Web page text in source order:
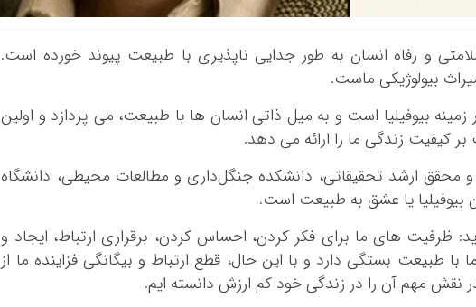
سلامتی و رفاه انسان به طور جدایی ناپذیری با طبیعت پیوند خورده است.
بیولوژیکی ماست.
بیوفیلیا است و به میل ذاتی انسان ها با طبیعت، می پردازد و اولین
کیفیت زندگی ما را ارائه می دهد.
و محقق ارشد تحقیقاتی، دانشکده جنگل‌داری و مطالعات محیطی، دانشگاه
بیوفیلیا یا عشق به طبیعت است.
ظرفیت های ما برای فکر کردن، احساس کردن، برقراری ارتباط، ایجاد و
با طبیعت بستگی دارد و با این حال، قطع ارتباط و بیگانگی فزاینده ما از
مهم آن را در زندگی خود کم ارزش دانسته ایم.